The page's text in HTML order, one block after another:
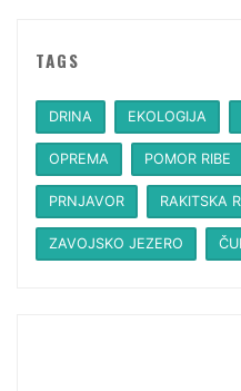
TAGS
DRINA EKOLOGIJA
OPREMA POMOR RIBE
PRNJAVOR RAKITSKA
ZAVOJSKO JEZERO